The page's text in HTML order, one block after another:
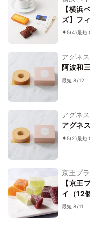
【横浜
ズ】フ
5(4)最短
アグネ
阿波和
最短 8/12
アグネ
アグネ
5(2)最短
京王プ
【京王
イ（12
最短 8/11